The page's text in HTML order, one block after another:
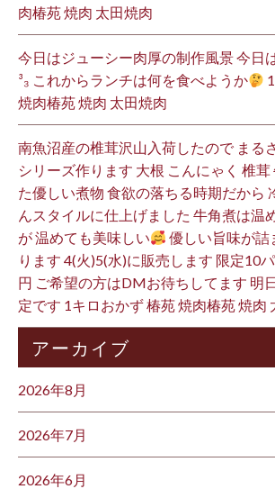
肉椿苑 焼肉 太田焼肉
今日はジューシー肉厚の制作風景 今日
³₃ これからランチは何を食べようか
焼肉椿苑 焼肉 太田焼肉
南魚沼産の椎茸沢山入荷したので まる
シリーズ作ります 大根 こんにゃく 椎
た優しい煮物 食欲の落ちる時期だから
んスタイルに仕上げました 牛角煮は温
が 温めても美味しい
優しい旨味が詰
ります 4(火)5(水)に販売します 限定10
円 ご希望の方はDMお待ちしてます 明
定です 1キロおかず 椿苑 焼肉椿苑 焼肉
アーカイブ
2026年8月
2026年7月
2026年6月